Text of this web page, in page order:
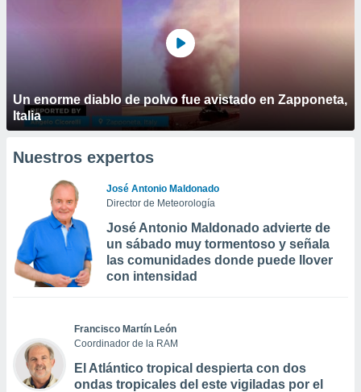
Un enorme diablo de polvo fue avistado en Zapponeta,
Italia
Nuestros expertos
José Antonio Maldonado
Director de Meteorología
José Antonio Maldonado advierte de
un sábado muy tormentoso y señala
las comunidades donde puede llover
con intensidad
Francisco Martín León
Coordinador de la RAM
El Atlántico tropical despierta con dos
ondas tropicales del este vigiladas por el